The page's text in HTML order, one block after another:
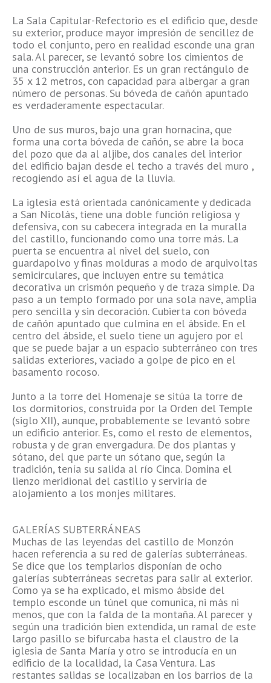
La Sala Capitular-Refectorio es el edificio que, desde
su exterior, produce mayor impresión de sencillez de
todo el conjunto, pero en realidad esconde una gran
sala. Al parecer, se levantó sobre los cimientos de
una construcción anterior. Es un gran rectángulo de
35 x 12 metros, con capacidad para albergar a gran
número de personas. Su bóveda de cañón apuntado
es verdaderamente espectacular.
Uno de sus muros, bajo una gran hornacina, que
forma una corta bóveda de cañón, se abre la boca
del pozo que da al aljibe, dos canales del interior
del edificio bajan desde el techo a través del muro ,
recogiendo así el agua de la lluvia.
La iglesia está orientada canónicamente y dedicada
a San Nicolás, tiene una doble función religiosa y
defensiva, con su cabecera integrada en la muralla
del castillo, funcionando como una torre más. La
puerta se encuentra al nivel del suelo, con
guardapolvo y finas molduras a modo de arquivoltas
semicirculares, que incluyen entre su temática
decorativa un crismón pequeño y de traza simple. Da
paso a un templo formado por una sola nave, amplia
pero sencilla y sin decoración. Cubierta con bóveda
de cañón apuntado que culmina en el ábside. En el
centro del ábside, el suelo tiene un agujero por el
que se puede bajar a un espacio subterráneo con tres
salidas exteriores, vaciado a golpe de pico en el
basamento rocoso.
Junto a la torre del Homenaje se sitúa la torre de
los dormitorios, construida por la Orden del Temple
(siglo XII), aunque, probablemente se levantó sobre
un edificio anterior. Es, como el resto de elementos,
robusta y de gran envergadura. De dos plantas y
sótano, del que parte un sótano que, según la
tradición, tenía su salida al río Cinca. Domina el
lienzo meridional del castillo y serviría de
alojamiento a los monjes militares.
GALERÍAS SUBTERRÁNEAS
Muchas de las leyendas del castillo de Monzón
hacen referencia a su red de galerías subterráneas.
Se dice que los templarios disponían de ocho
galerías subterráneas secretas para salir al exterior.
Como ya se ha explicado, el mismo ábside del
templo esconde un túnel que comunica, ni más ni
menos, que con la falda de la montaña. Al parecer y
según una tradición bien extendida, un ramal de este
largo pasillo se bifurcaba hasta el claustro de la
iglesia de Santa María y otro se introducía en un
edificio de la localidad, la Casa Ventura. Las
restantes salidas se localizaban en los barrios de la